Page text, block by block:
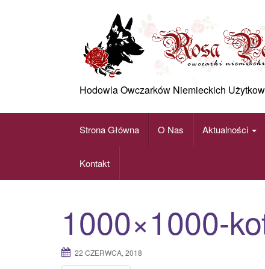
Hodowla Owczarków Niemieckich
Strona Główna O Nas Aktualności
Kontakt
1000×1000-
22 CZERWCA, 2018